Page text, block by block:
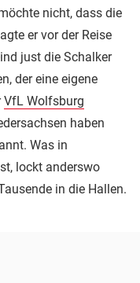
nicht, dass die
er vor der Reise
just die Schalker
der eine eigene
VfL Wolfsburg
haben
Was in
lockt anderswo
in die Hallen.